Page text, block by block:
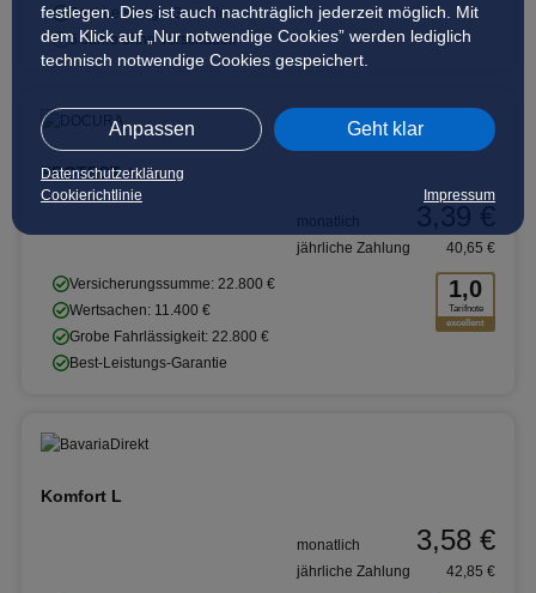
festlegen. Dies ist auch nachträglich jederzeit möglich. Mit
dem Klick auf „Nur notwendige Cookies” werden lediglich
technisch notwendige Cookies gespeichert.
Anpassen Geht klar
Datenschutzerklärung
Cookierichtlinie
Impressum
Best-Leistungs-Garantie
5 Jahre ohne Vorschaden
PROTECT +
1,0
Tarifnote
excellent
Versicherungssumme: 22.800 €
Wertsachen: 11.400 €
Grobe Fahrlässigkeit: 22.800 €
Best-Leistungs-Garantie
jährliche Zahlung 40,65 €
Komfort L
monatlich 3,58 €
jährliche Zahlung 42,85 €